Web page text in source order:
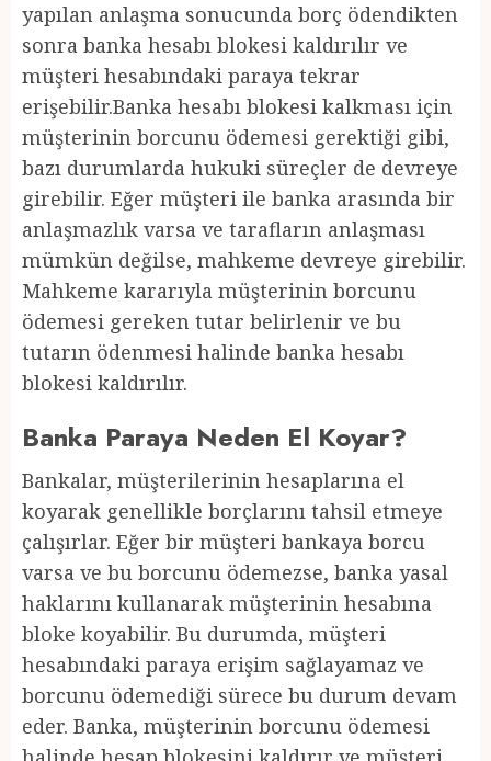
yapılan anlaşma sonucunda borç ödendikten
sonra banka hesabı blokesi kaldırılır ve
müşteri hesabındaki paraya tekrar
erişebilir.Banka hesabı blokesi kalkması için
müşterinin borcunu ödemesi gerektiği gibi,
bazı durumlarda hukuki süreçler de devreye
girebilir. Eğer müşteri ile banka arasında bir
anlaşmazlık varsa ve tarafların anlaşması
mümkün değilse, mahkeme devreye girebilir.
Mahkeme kararıyla müşterinin borcunu
ödemesi gereken tutar belirlenir ve bu
tutarın ödenmesi halinde banka hesabı
blokesi kaldırılır.
Banka Paraya Neden El Koyar?
Bankalar, müşterilerinin hesaplarına el
koyarak genellikle borçlarını tahsil etmeye
çalışırlar. Eğer bir müşteri bankaya borcu
varsa ve bu borcunu ödemezse, banka yasal
haklarını kullanarak müşterinin hesabına
bloke koyabilir. Bu durumda, müşteri
hesabındaki paraya erişim sağlayamaz ve
borcunu ödemediği sürece bu durum devam
eder. Banka, müşterinin borcunu ödemesi